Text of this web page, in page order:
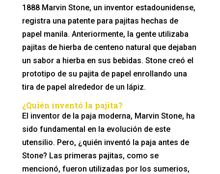
1888 Marvin Stone, un inventor estadounidense,
registra una patente para pajitas hechas de
papel manila. Anteriormente, la gente utilizaba
pajitas de hierba de centeno natural que dejaban
un sabor a hierba en sus bebidas. Stone creó el
prototipo de su pajita de papel enrollando una
tira de papel alrededor de un lápiz.
¿Quién inventó la pajita?
El inventor de la paja moderna, Marvin Stone, ha
sido fundamental en la evolución de este
utensilio. Pero, ¿quién inventó la paja antes de
Stone? Las primeras pajitas, como se
mencionó, fueron utilizadas por los sumerios,